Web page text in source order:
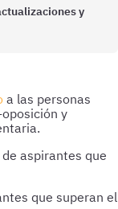
y
a las personas
y
de aspirantes que
que superan el